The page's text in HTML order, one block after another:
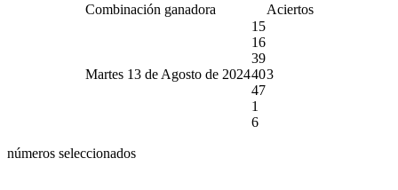
Combinación ganadora Aciertos
Martes 13 de Agosto de 2024
15
16
39
40
47
1
6
3
números seleccionados